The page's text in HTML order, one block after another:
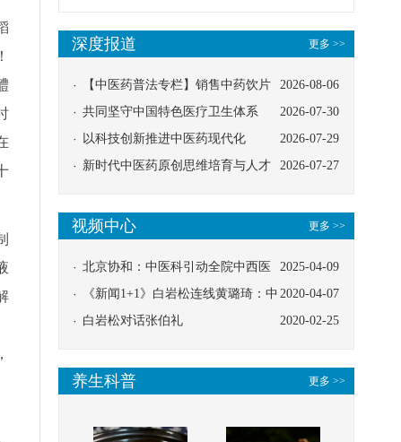
更多 >>
深度报道
2026-08-06
【中医药普法专栏】销售中药饮片
应告知煎服方法及注意事项
2026-07-30
共同坚守中国特色医疗卫生体系
2026-07-29
以科技创新推进中医药现代化
2026-07-27
新时代中医药原创思维培育与人才
更多 >>
视频中心
2025-04-09
北京协和：中医科引动全院中西医
协同
2020-04-07
《新闻1+1》白岩松连线黄璐琦：中
医救治的临床效果
2020-02-25
白岩松对话张伯礼
更多 >>
养生科普